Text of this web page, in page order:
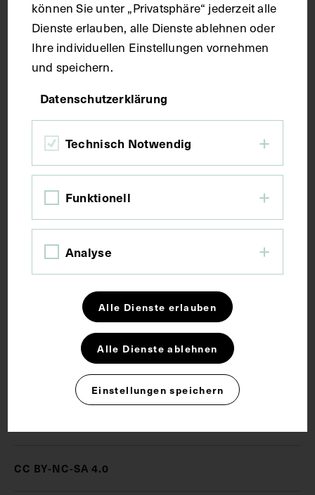
Fotografie
Maße
Laut beiliegendem, an Franz Exner adressiertem
Briefumschlag wurde das Bild mit Hilfe einer
Vermutlich fertigte Nicolas Küdinger, Prof. Dr.,
München, die Aufnahme an. Zugehörig zu AS-6.044.
Schlagwörter
Radiologie Röntgenbild
CC BY-NC-SA 4.0
können Sie unter „Privatsphäre“ jederzeit alle
Dienste erlauben, alle Dienste ablehnen oder
Ihre individuellen Einstellungen vornehmen
und speichern.
Datenschutzerklärung
Technisch Notwendig
Funktionell
Analyse
Alle Dienste erlauben
Alle Dienste ablehnen
Einstellungen speichern